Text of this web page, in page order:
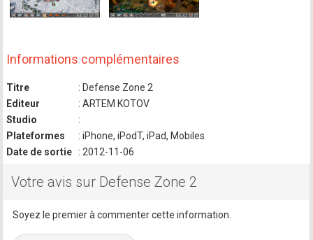
Informations complémentaires
Titre
: Defense Zone 2
Editeur
: ARTEM KOTOV
Studio
:
Plateformes
: iPhone, iPodT, iPad, Mobiles
Date de sortie
: 2012-11-06
Votre avis sur Defense Zone 2
Soyez le premier à commenter cette information.